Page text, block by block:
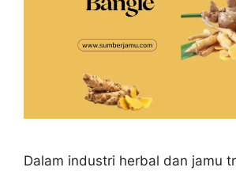
Dalam industri herbal dan jamu